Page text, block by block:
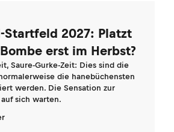
Startfeld 2027: Platzt
erst im Herbst?
Saure-Gurke-Zeit: Dies sind die
die hanebüchensten
werden. Die Sensation zur
sich warten.